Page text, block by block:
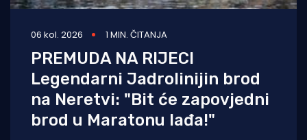
06 kol. 2026 1 MIN. ČITANJA
PREMUDA NA RIJECI
Legendarni Jadrolinijin brod
na Neretvi: "Bit će zapovjedni
brod u Maratonu lađa!"